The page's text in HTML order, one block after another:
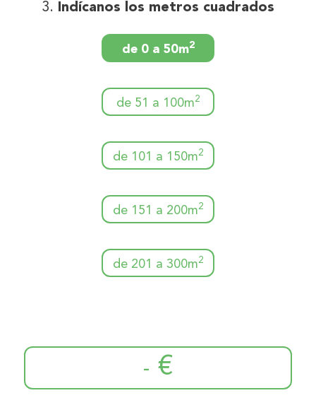
Indícanos los metros cuadrados
de 0 a 50m2
de 51 a 100m2
de 101 a 150m2
de 151 a 200m2
de 201 a 300m2
- €